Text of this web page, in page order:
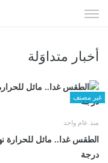
الى
أخبار متداوَلة
غير مصنف
منذ عام واحد
درجة